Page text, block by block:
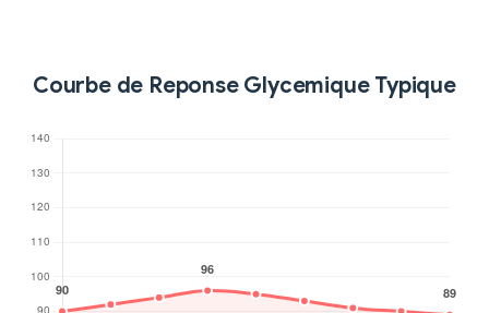
Courbe de Reponse Glycemique Typique